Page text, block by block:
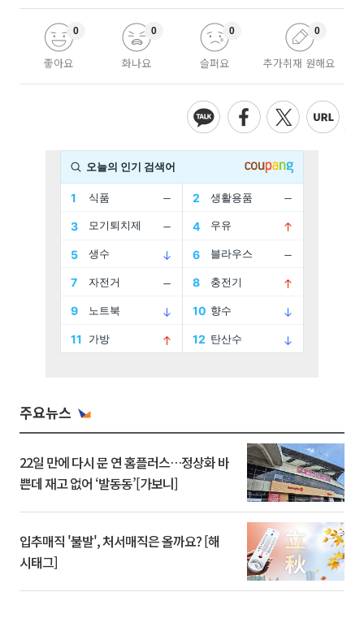
좋아요
0
화나요
0
슬퍼요
0
추가취재 원해요
0
주요뉴스
22일 만에 다시 문 연 홈플러스…정상화 바
쁜데 재고 없어 ‘발동동’[가보니]
입추매직 '불발', 처서매직은 올까요? [해
시태그]